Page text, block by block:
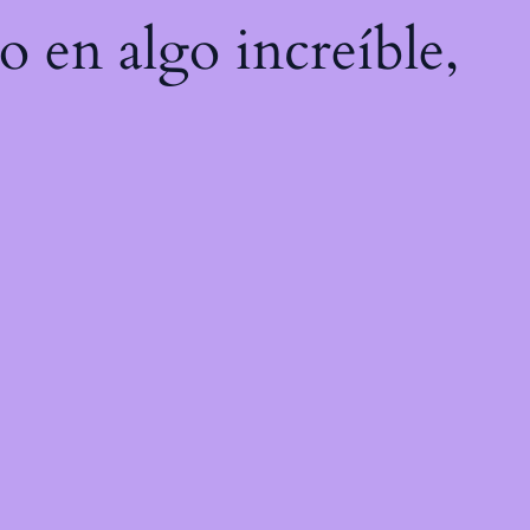
en algo increíble,